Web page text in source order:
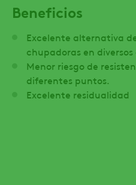
Beneficios
Excelente alternativa
chupadoras en
Menor riesgo de
diferentes puntos.
Excelente residualidad